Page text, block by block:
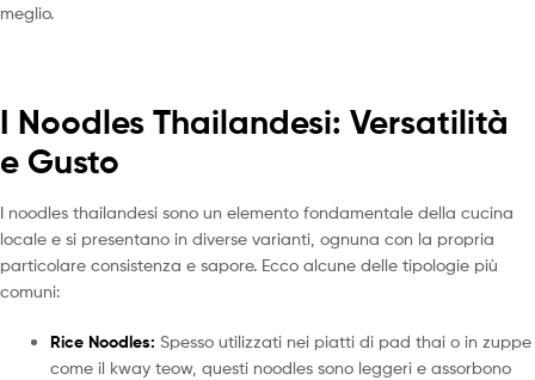
meglio.
I Noodles Thailandesi: Versatilità
e Gusto
I noodles thailandesi sono un elemento fondamentale della cucina
locale e si presentano in diverse varianti, ognuna con la propria
particolare consistenza e sapore. Ecco alcune delle tipologie più
comuni:
Rice Noodles: Spesso utilizzati nei piatti di pad thai o in zuppe
come il kway teow, questi noodles sono leggeri e assorbono